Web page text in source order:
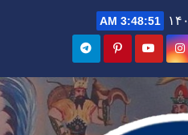
3:48:52 AM